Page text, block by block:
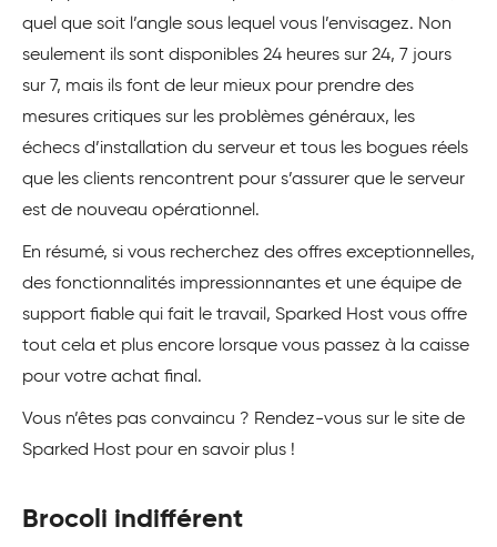
quel que soit l’angle sous lequel vous l’envisagez. Non
seulement ils sont disponibles 24 heures sur 24, 7 jours
sur 7, mais ils font de leur mieux pour prendre des
mesures critiques sur les problèmes généraux, les
échecs d’installation du serveur et tous les bogues réels
que les clients rencontrent pour s’assurer que le serveur
est de nouveau opérationnel.
En résumé, si vous recherchez des offres exceptionnelles,
des fonctionnalités impressionnantes et une équipe de
support fiable qui fait le travail, Sparked Host vous offre
tout cela et plus encore lorsque vous passez à la caisse
pour votre achat final.
Vous n’êtes pas convaincu ? Rendez-vous sur le site de
Sparked Host pour en savoir plus !
Brocoli indifférent